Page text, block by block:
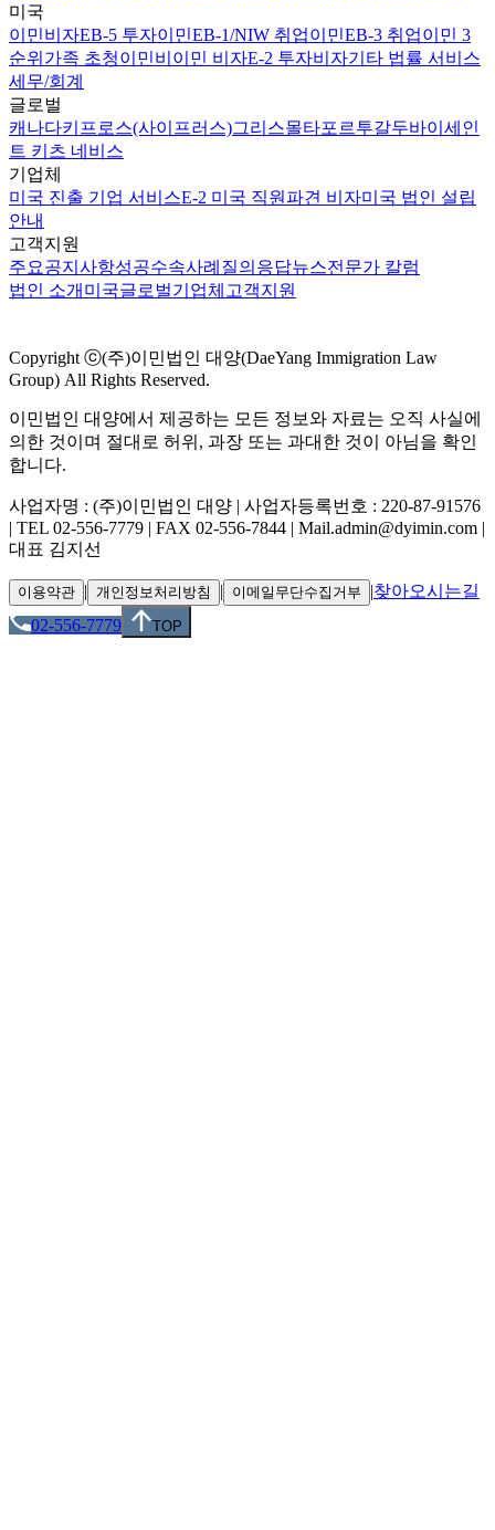
미국
이민비자EB-5 투자이민EB-1/NIW 취업이민EB-3 취업이민 3
순위 가족 초청이민비이민 비자E-2 투자비자기타 법률 서비스
세무/회계
글로벌
캐나다키프로스(사이프러스)그리스몰타포르투갈두바이 세인
트 키츠 네비스
기업체
미국 진출 기업 서비스E-2 미국 직원파견 비자미국 법인 설립
안내
고객지원
주요공지사항성공수속사례 질의응답뉴스전문가 칼럼
법인 소개 미국글로벌기업체 고객지원
Copyright ⓒ(주)이민법인 대양(DaeYang Immigration Law
Group) All Rights Reserved.
이민법인 대양에서 제공하는 모든 정보와 자료는 오직 사실에
의한 것이며 절대로 허위, 과장 또는 과대한 것이 아님을 확인
합니다.
사업자명 : (주)이민법인 대양 | 사업자등록번호 : 220-87-91576
| TEL 02-556-7779 | FAX 02-556-7844 | Mail.admin@dyimin.com |
대표 김지선
이용약관 | 개인정보처리방침 | 이메일무단수집거부 |찾아오시는길
02-556-7779
TOP